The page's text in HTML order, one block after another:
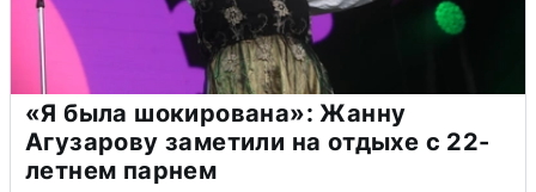
«Я была шокирована»: Жанну
Агузарову заметили на отдыхе с 22-
летнем парнем